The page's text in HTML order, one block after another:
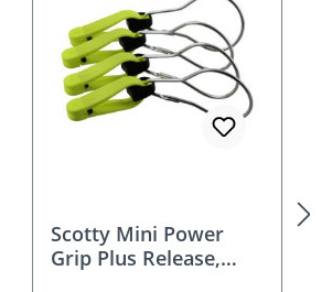
Scotty Mini Power
Grip Plus Release,